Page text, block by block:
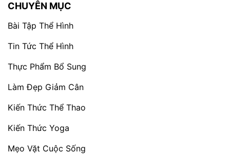
CHUYÊN MỤC
Bài Tập Thể Hình
Tin Tức Thể Hình
Thực Phẩm Bổ Sung
Làm Đẹp Giảm Cân
Kiến Thức Thể Thao
Kiến Thức Yoga
Mẹo Vặt Cuộc Sống